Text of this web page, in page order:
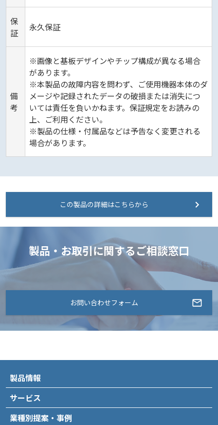
保
証
永久保証
備
考
※画像と基板デザインやチップ構成が異なる場合
があります。
※本製品の故障内容を問わず、ご使用機器本体のダ
メージや記録されたデータの破損または消失につ
いては責任を負いかねます。保証規定をお読みの
上、ご利用ください。
※製品の仕様・付属品などは予告なく変更される
場合があります。
この製品の詳細はこちらから
製品・お取引に関するご相談窓口
お問い合わせフォーム
製品情報
サービス
業種別提案・事例